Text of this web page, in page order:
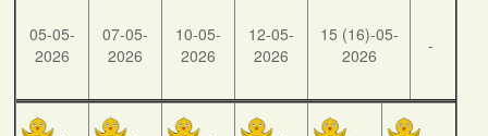
05-05-
2026
07-05-
2026
10-05-
2026
12-05-
2026
15 (16)-05-
2026
-